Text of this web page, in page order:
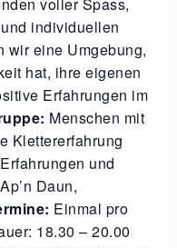
individuellen
wir eine Umgebung,
hat, ihre eigenen
Erfahrungen im
Menschen mit
Klettererfahrung
und
Ap’n Daun,
Einmal pro
18.30 – 20.00